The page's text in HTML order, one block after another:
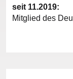
seit 11.2019:
Mitglied des